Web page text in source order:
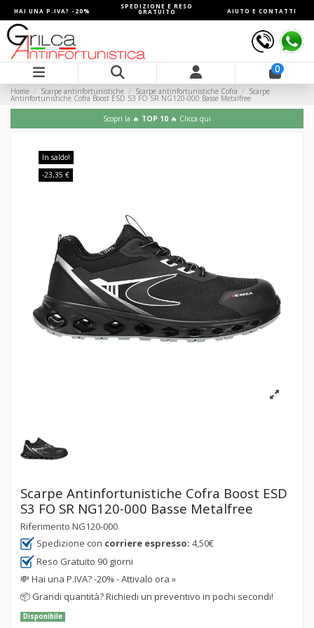
HAI UNA P.IVA? -20%
SPEDIZIONE E RESO
GRATUITO AIUTO E CONTATTI
0
Home Scarpe antinfortunistiche Scarpe antinfortunistiche Cofra Scarpe
Antinfortunistiche Cofra Boost ESD S3 FO SR NG120-000 Basse Metalfree
Scopri la 🔥 TOP 10 🔥 Clicca qui
In saldo!
-23,35 €
Scarpe Antinfortunistiche Cofra Boost ESD
S3 FO SR NG120-000 Basse Metalfree
Riferimento NG120-000
Spedizione con corriere espresso: 4,50€
Reso Gratuito 90 giorni
💸Hai una P.IVA? -20% - Attivalo ora »
📦 Grandi quantità? Richiedi un preventivo in pochi secondi!
Disponibile